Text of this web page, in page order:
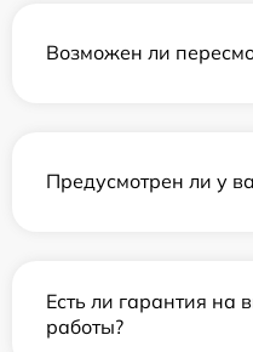
Возможен ли
Предусмотрен ли у
Есть ли гарантия на
работы?